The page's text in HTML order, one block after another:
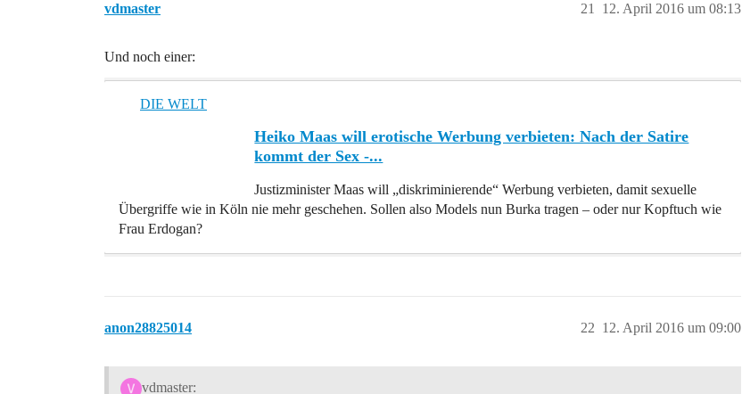
vdmaster 12. April 2016 um 08:13
21
Und noch einer:
DIE WELT
Heiko Maas will erotische Werbung verbieten: Nach der Satire
kommt der Sex -...
Justizminister Maas will „diskriminierende“ Werbung verbieten, damit sexuelle
Übergriffe wie in Köln nie mehr geschehen. Sollen also Models nun Burka tragen – oder nur Kopftuch wie
Frau Erdogan?
anon28825014 12. April 2016 um 09:00
22
vdmaster: